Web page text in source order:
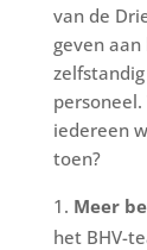
van de
geven aan
iedereen
toen?
Meer
het BHV-